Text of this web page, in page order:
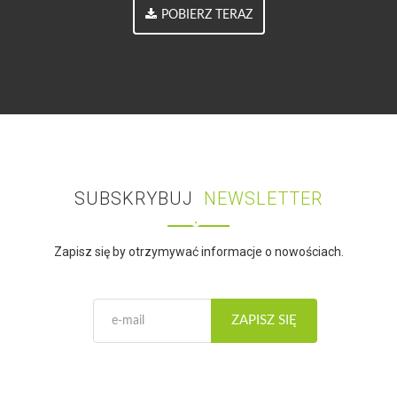
POBIERZ TERAZ
SUBSKRYBUJ NEWSLETTER
Zapisz się by otrzymywać informacje o nowościach.
ZAPISZ SIĘ